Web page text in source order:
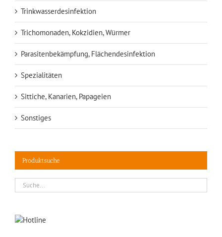
Trinkwasserdesinfektion
Trichomonaden, Kokzidien, Würmer
Parasitenbekämpfung, Flächendesinfektion
Spezialitäten
Sittiche, Kanarien, Papageien
Sonstiges
Produktsuche